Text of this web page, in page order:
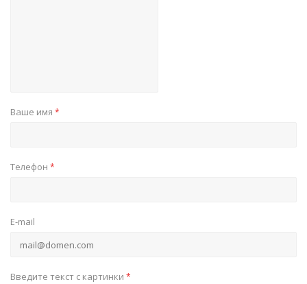
Ваше имя *
Телефон *
E-mail
Введите текст с картинки *